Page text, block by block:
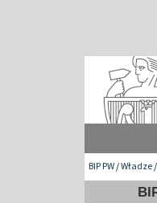
BIP PW/Władze/